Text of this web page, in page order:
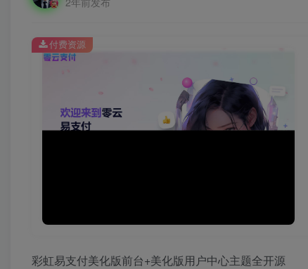
付费资源
彩虹易支付美化版前台+美化版用户中心主题全开源